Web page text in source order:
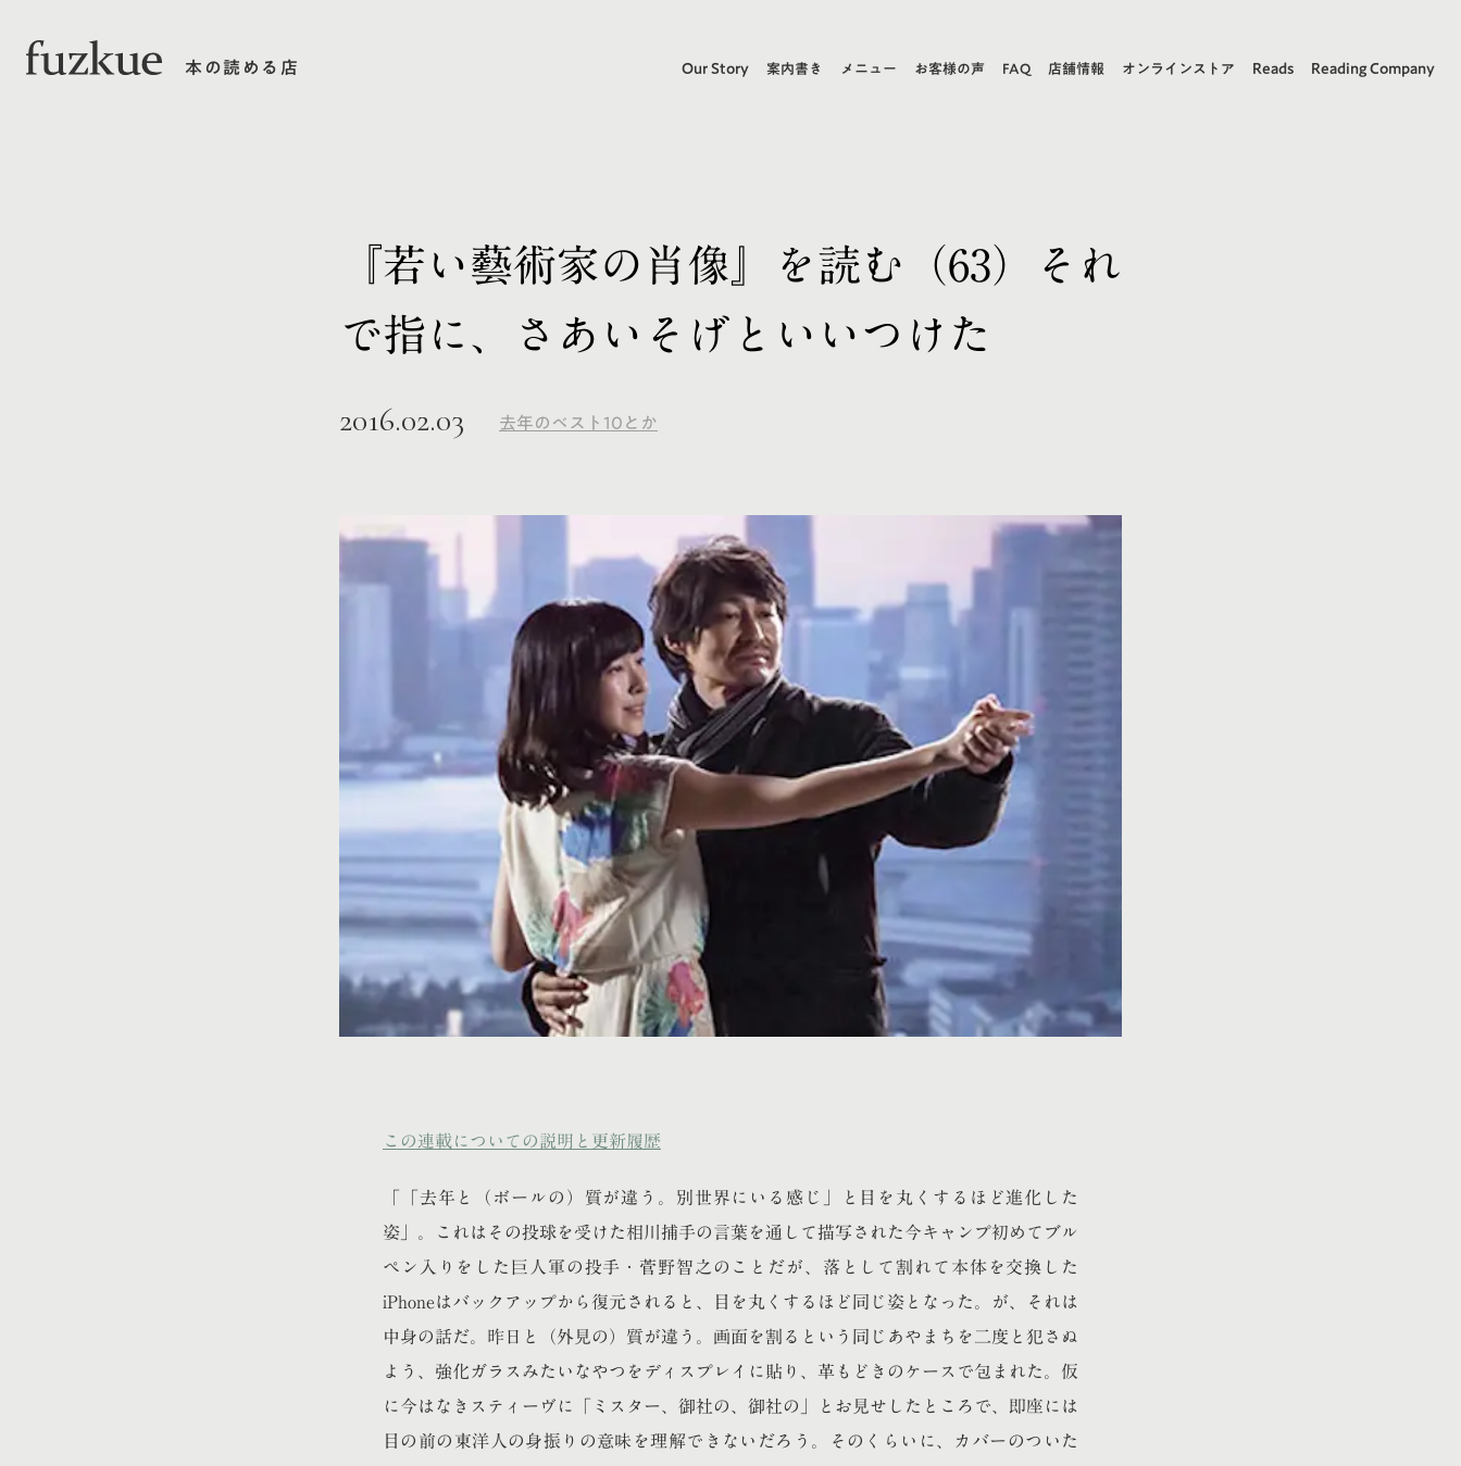
本の読める店 Our Story 案内書き メニュー お客様の声 FAQ 店舗情報 オンラインストア Reads Reading Company
『若い藝術家の肖像』を読む（63）それ
で指に、さあいそげといいつけた
2016.02.03 去年のベスト10とか
この連載についての説明と更新履歴
「「去年と（ボールの）質が違う。別世界にいる感じ」と目を丸くするほど進化した
姿」。これはその投球を受けた相川捕手の言葉を通して描写された今キャンプ初めてブル
ペン入りをした巨人軍の投手・菅野智之のことだが、落として割れて本体を交換した
iPhoneはバックアップから復元されると、目を丸くするほど同じ姿となった。が、それは
中身の話だ。昨日と（外見の）質が違う。画面を割るという同じあやまちを二度と犯さぬ
よう、強化ガラスみたいなやつをディスプレイに貼り、革もどきのケースで包まれた。仮
に今はなきスティーヴに「ミスター、御社の、御社の」とお見せしたところで、即座には
目の前の東洋人の身振りの意味を理解できないだろう。そのくらいに、カバーのついた